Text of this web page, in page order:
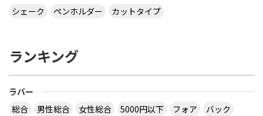
シェーク
ペンホルダー カットタイプ
ランキング
ラバー
総合
男性総合 女性総合 5000円以下 フォア
バック